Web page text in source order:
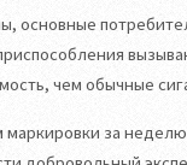
основные
чем обычные
маркировки за